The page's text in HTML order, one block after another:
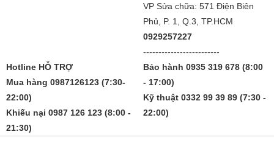
VP Sửa chữa: 571 Điện Biên
Phủ, P. 1, Q.3, TP.HCM
0929257227
-------------------------
Hotline HỖ TRỢ
Mua hàng 0987126123 (7:30-
22:00)
Khiếu nại 0987 126 123 (8:00 -
21:30)
Bảo hành 0935 319 678 (8:00
- 17:00)
Kỹ thuật 0332 99 39 89 (7:30 -
22:00)